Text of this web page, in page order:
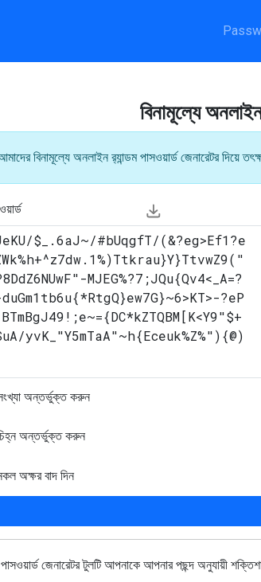
বিনামূল্যে
বিনামূল্যে অনলাইন র‍্যান্ডম পাসওয়ার্ড জেনারেটর দিয়ে
অন্তর্ভুক্ত করুন
অন্তর্ভুক্ত করুন
অক্ষর বাদ দিন
জেনারেটর টুলটি আপনাকে আপনার পছন্দ অনুযায়ী